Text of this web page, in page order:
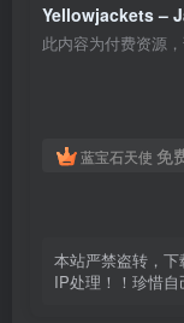
Yellowjackets –
此内容为付费资源
蓝宝石天使 免
本站严禁盗转，
IP处理！！珍惜自